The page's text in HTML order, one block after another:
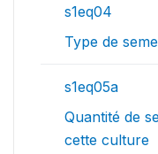
s1eq04
Type de
s1eq05a
Quantité de
cette culture